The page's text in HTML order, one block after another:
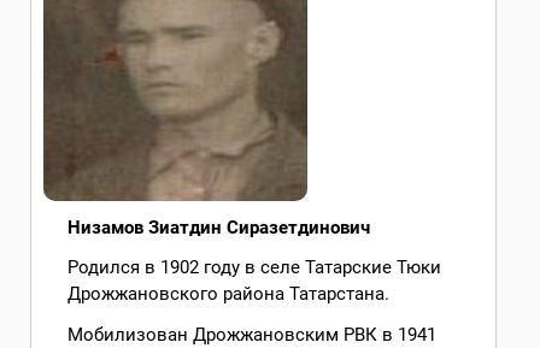
Низамов Зиатдин Сиразетдинович
Родился в 1902 году в селе Татарские Тюки
Дрожжановского района Татарстана.
Мобилизован Дрожжановским РВК в 1941